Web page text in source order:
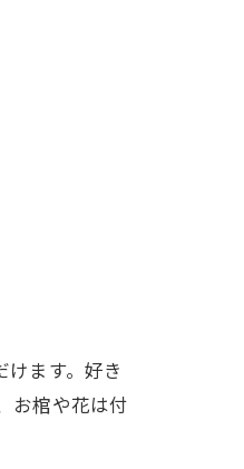
ます。好き
お棺や花は付